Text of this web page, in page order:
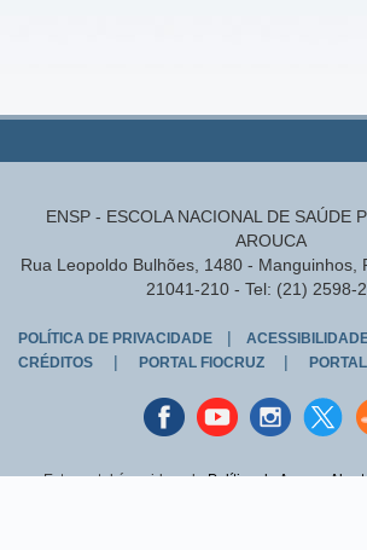
ENSP - ESCOLA NACIONAL DE SAÚDE
AROUCA
Rua Leopoldo Bulhões, 1480 - Manguinhos,
21041-210 - Tel: (21) 2598-
POLÍTICA DE PRIVACIDADE |
CRÉDITOS | PORTAL FIOCRUZ |
FacebookyoutubeinstagranTwitter
Este portal é regido pelaPolítica de Acesso